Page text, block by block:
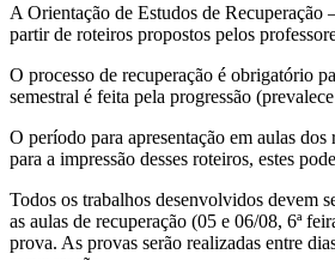
A Orientação de Estudos de Recuperação
partir de roteiros propostos pelos
O processo de recuperação é obrigatório
semestral é feita pela progressão
O período para apresentação em aulas
para a impressão desses roteiros, estes
Todos os trabalhos desenvolvidos devem
as aulas de recuperação (05 e 06/08, 6ª
prova. As provas serão realizadas entre